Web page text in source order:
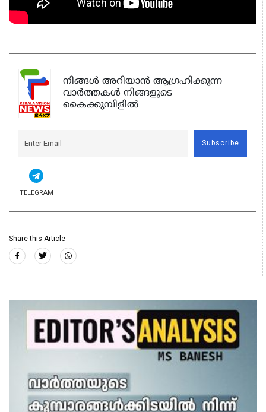
നിങ്ങൾ അറിയാൻ ആഗ്രഹിക്കുന്ന
വാർത്തകൾ നിങ്ങളുടെ
കൈക്കുമ്പിളിൽ
Subscribe
TELEGRAM
Share this Article